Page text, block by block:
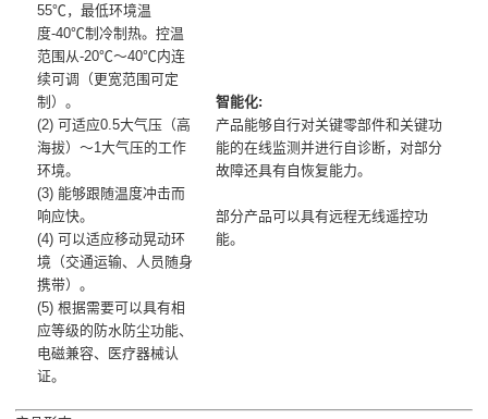
55℃，最低环境温
度-40℃制冷制热。控温
范围从-20℃～40℃内连
续可调（更宽范围可定
制）。
(2) 可适应0.5大气压（高
海拔）～1大气压的工作
环境。
(3) 能够跟随温度冲击而
响应快。
(4) 可以适应移动晃动环
境（交通运输、人员随身
携带）。
(5) 根据需要可以具有相
应等级的防水防尘功能、
电磁兼容、医疗器械认
证。
智能化:
产品能够自行对关键零部件和关键功
能的在线监测并进行自诊断，对部分
故障还具有自恢复能力。
部分产品可以具有远程无线遥控功
能。